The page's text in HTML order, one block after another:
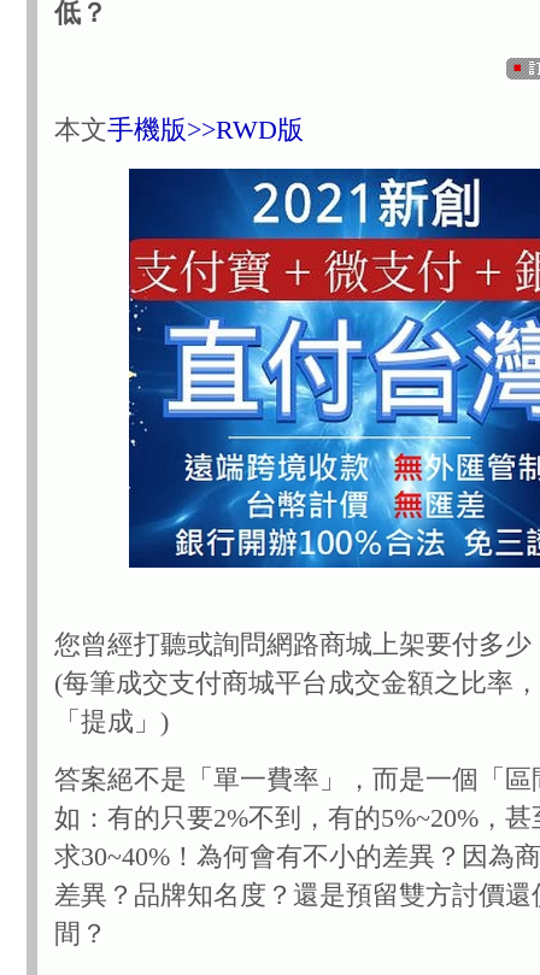
低？
本文手機版>>RWD版
您曾經打聽或詢問網路商城上架要付多少
(每筆成交支付商城平台成交金額之比率
「提成」)
答案絕不是「單一費率」，而是一個「區
如：有的只要2%不到，有的5%~20%，
求30~40%！為何會有不小的差異？因為
差異？品牌知名度？還是預留雙方討價還
間？